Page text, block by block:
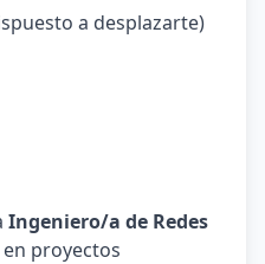
a desplazarte)
Ingeniero/a de Redes
proyectos